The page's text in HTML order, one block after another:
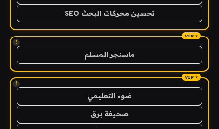
تحسين محركات البحث SEO
!
ماسنجر المسلم
!
ضوء التعليمي
صحيفة برق